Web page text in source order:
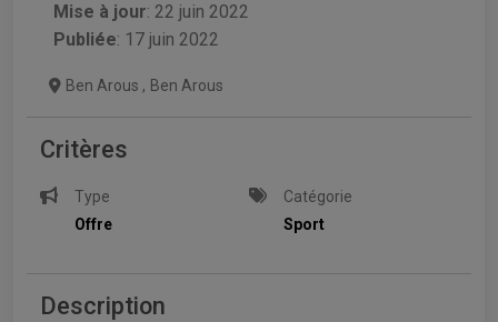
Mise à jour: 22 juin 2022
Publiée: 17 juin 2022
Ben Arous , Ben Arous
Critères
Type
Offre
Catégorie
Sport
Description